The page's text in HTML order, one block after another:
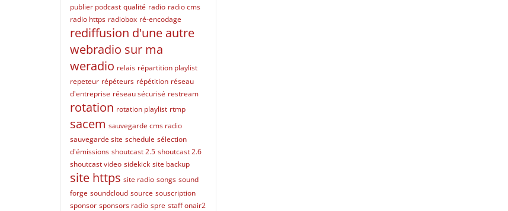
publier podcast qualité radio radio cms
radio https radiobox ré-encodage
rediffusion d'une autre
webradio sur ma
weradio relais répartition playlist
repeteur répéteurs répétition réseau
d'entreprise réseau sécurisé restream
rotation rotation playlist rtmp
sacem sauvegarde cms radio
sauvegarde site schedule sélection
d'émissions shoutcast 2.5 shoutcast 2.6
shoutcast video sidekick site backup
site https site radio songs sound
forge soundcloud source souscription
sponsor sponsors radio spre staff onair2